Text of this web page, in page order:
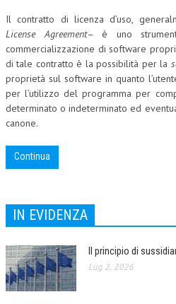
Il contratto di licenza d’uso,
License Agreement– è uno
commercializzazione di software
di tale contratto è la possibilità per la
proprietà sul software in quanto
per l’utilizzo del programma per
determinato o indeterminato ed
canone.
Continua
IN EVIDENZA
Il principio di
Lug 2, 2026